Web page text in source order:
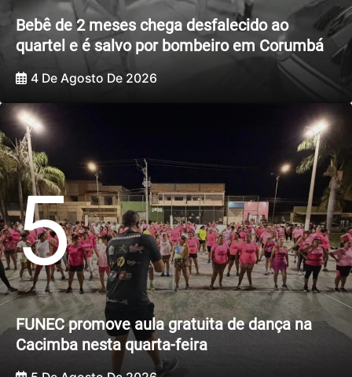
Bebê de 2 meses chega desfalecido ao
quartel e é salvo por bombeiro em Corumbá
4 De Agosto De 2026
5
FUNEC promove aula gratuita de dança na
Cacimba nesta quarta-feira